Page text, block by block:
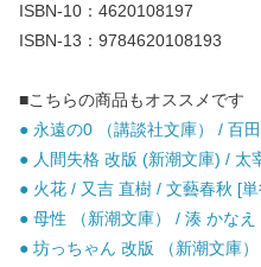
ISBN-10：4620108197
ISBN-13：9784620108193
■こちらの商品もオススメです
● 永遠の0 （講談社文庫） / 百
● 人間失格 改版 (新潮文庫) / 太
● 火花 / 又吉 直樹 / 文藝春秋 [
● 母性 （新潮文庫） / 湊 かな
● 坊っちゃん 改版 （新潮文庫